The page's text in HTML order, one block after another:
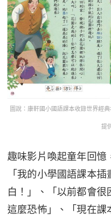
圖說：康軒國小國語課本收錄世界經
提
趣味影片喚起童年回憶
「我的小學國語課本
白！」、「以前都會很
這麼恐怖」、「現在課